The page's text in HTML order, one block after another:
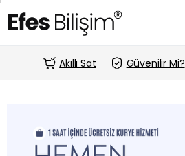
Akıllı Sat Güvenilir Mi?